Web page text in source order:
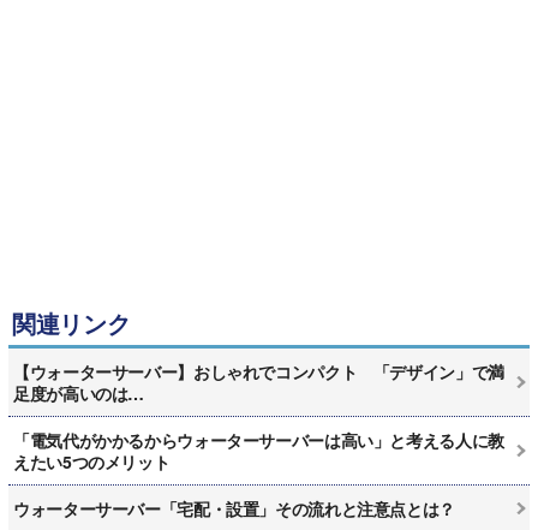
関連リンク
【ウォーターサーバー】おしゃれでコンパクト 「デザイン」で満
足度が高いのは…
「電気代がかかるからウォーターサーバーは高い」と考える人に教
えたい5つのメリット
ウォーターサーバー「宅配・設置」その流れと注意点とは？